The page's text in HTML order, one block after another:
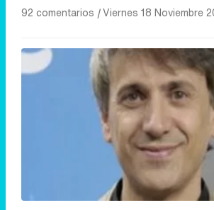
92 comentarios |Viernes 18 Noviembre